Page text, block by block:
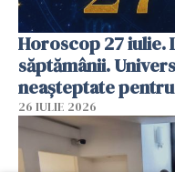
Horoscop 27 iulie.
săptămânii.
neașteptate
26 IULIE 2026